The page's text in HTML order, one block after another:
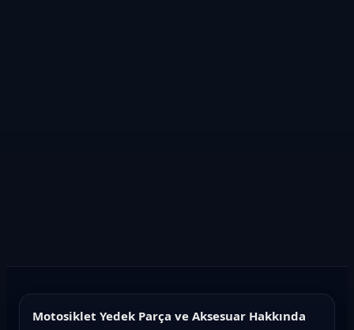
Motosiklet Yedek Parça ve Aksesuar Hakkında